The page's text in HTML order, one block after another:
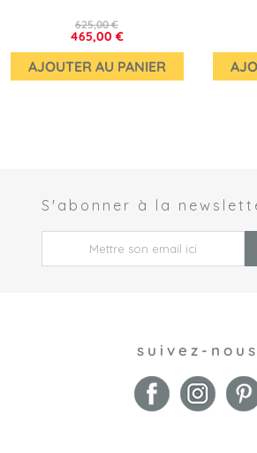
465,00 €
625,00 €
AJOUTER AU PANIER
S'abonner à la
suivez-nous